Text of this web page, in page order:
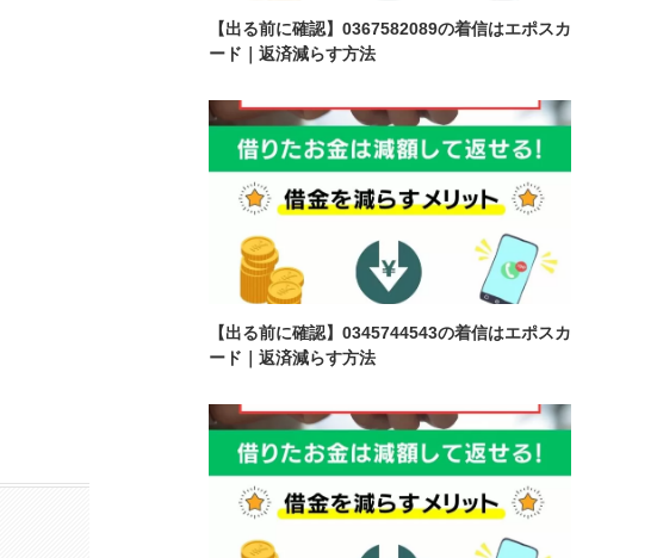
【出る前に確認】0367582089の着信はエポスカ
ード｜返済減らす方法
【出る前に確認】0345744543の着信はエポスカ
ード｜返済減らす方法